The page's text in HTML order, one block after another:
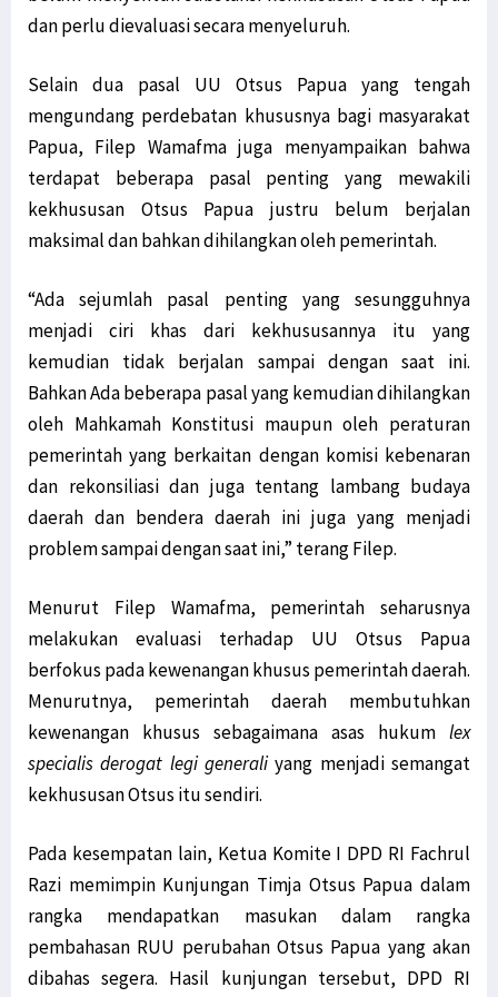
dan perlu dievaluasi secara menyeluruh.
Selain dua pasal UU Otsus Papua yang tengah
mengundang perdebatan khususnya bagi masyarakat
Papua, Filep Wamafma juga menyampaikan bahwa
terdapat beberapa pasal penting yang mewakili
kekhususan Otsus Papua justru belum berjalan
maksimal dan bahkan dihilangkan oleh pemerintah.
“Ada sejumlah pasal penting yang sesungguhnya
menjadi ciri khas dari kekhususannya itu yang
kemudian tidak berjalan sampai dengan saat ini.
Bahkan Ada beberapa pasal yang kemudian dihilangkan
oleh Mahkamah Konstitusi maupun oleh peraturan
pemerintah yang berkaitan dengan komisi kebenaran
dan rekonsiliasi dan juga tentang lambang budaya
daerah dan bendera daerah ini juga yang menjadi
problem sampai dengan saat ini,” terang Filep.
Menurut Filep Wamafma, pemerintah seharusnya
melakukan evaluasi terhadap UU Otsus Papua
berfokus pada kewenangan khusus pemerintah daerah.
Menurutnya, pemerintah daerah membutuhkan
kewenangan khusus sebagaimana asas hukum lex
specialis derogat legi generaliyang menjadi semangat
kekhususan Otsus itu sendiri.
Pada kesempatan lain, Ketua Komite I DPD RI Fachrul
Razi memimpin Kunjungan Timja Otsus Papua dalam
rangka mendapatkan masukan dalam rangka
pembahasan RUU perubahan Otsus Papua yang akan
dibahas segera. Hasil kunjungan tersebut, DPD RI